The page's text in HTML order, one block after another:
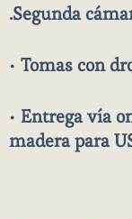
.Segunda
•Tomas con
• Entrega vía
madera para